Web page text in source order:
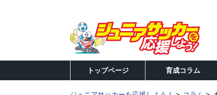
トップページ 育成コラム